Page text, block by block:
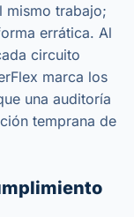
mismo trabajo;
errática. Al
circuito
marca los
una auditoría
temprana de